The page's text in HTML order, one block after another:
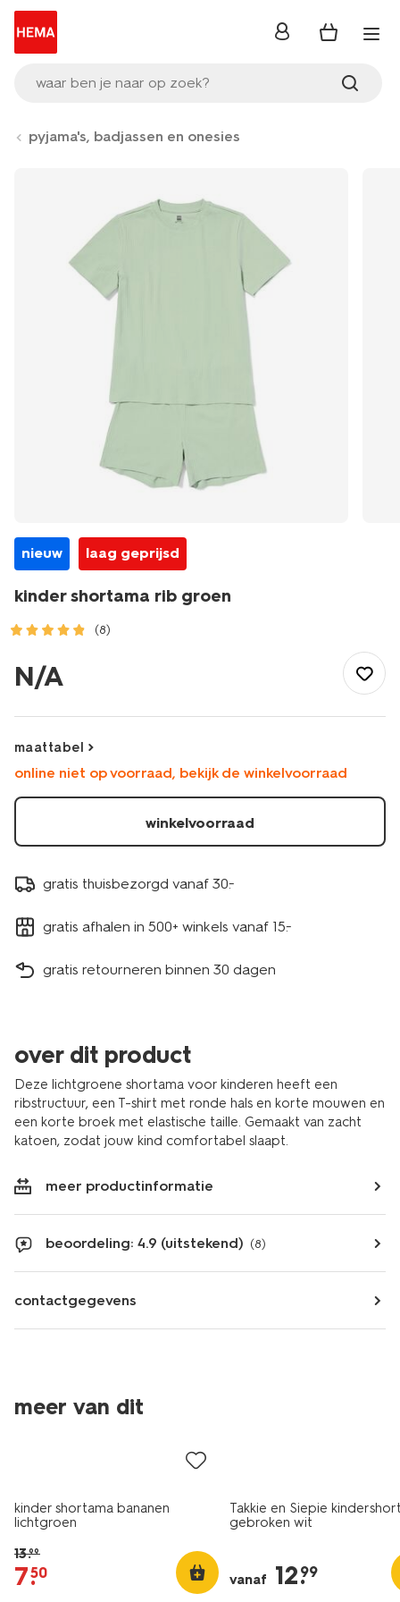
waar ben je naar op zoek?
inloggen
pyjama's, badjassen en onesies
nieuw laag geprijsd
kinder shortama rib groen
(8)
pyjamas/kinder-
shortama-
groen-
23008460GREEN.html
N/A
maattabel
online niet op voorraad, bekijk de winkelvoorraad
winkelvoorraad
gratis thuisbezorgd vanaf 30.-
gratis afhalen in 500+ winkels vanaf 15.-
gratis retourneren binnen 30 dagen
over dit product
Deze lichtgroene shortama voor kinderen heeft een
ribstructuur, een T-shirt met ronde hals en korte mouwen en
een korte broek met elastische taille. Gemaakt van zacht
katoen, zodat jouw kind comfortabel slaapt.
meer productinformatie
beoordeling: 4.9 (uitstekend) (8)
contactgegevens
meer van dit
sale
kinder shortama bananen
lichtgroen
13.99
7.
50
Takkie en Siepie
gebroken wit
vanaf 12.
99